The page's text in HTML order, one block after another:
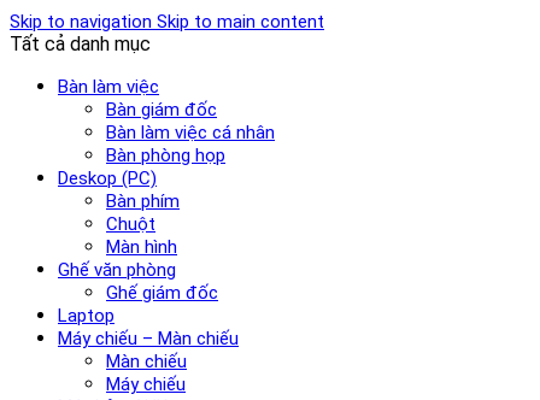
Skip to navigation Skip to main content
Tất cả danh mục
Bàn làm việc
Bàn giám đốc
Bàn làm việc cá nhân
Bàn phòng họp
Deskop (PC)
Bàn phím
Chuột
Màn hình
Ghế văn phòng
Ghế giám đốc
Laptop
Máy chiếu – Màn chiếu
Màn chiếu
Máy chiếu